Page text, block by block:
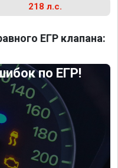
218 л.с.
ЕГР клапана:
по ЕГР!